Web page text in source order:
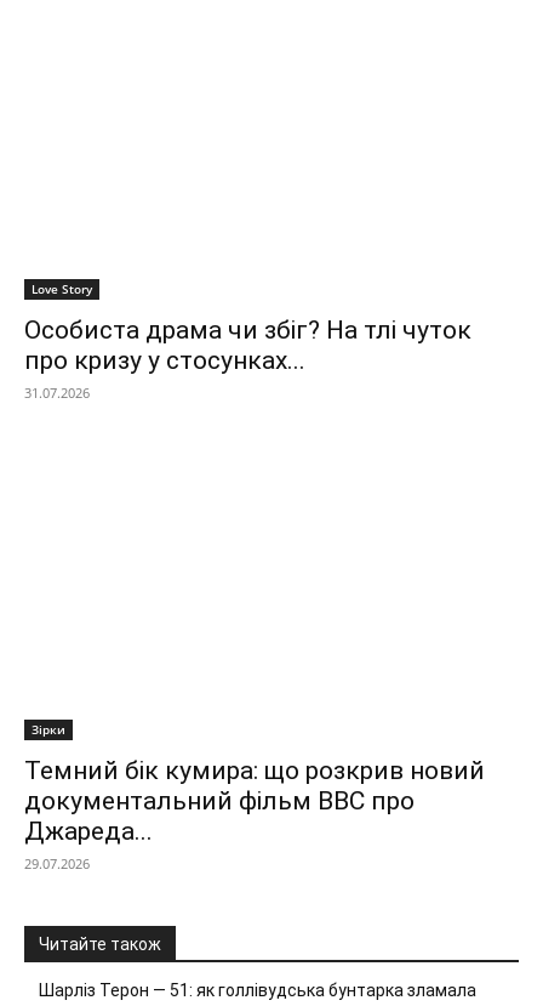
Love Story
Особиста драма чи збіг? На тлі чуток
про кризу у стосунках...
31.07.2026
Зірки
Темний бік кумира: що розкрив новий
документальний фільм ВВС про
Джареда...
29.07.2026
Читайте також
Шарліз Терон — 51: як голлівудська бунтарка зламала